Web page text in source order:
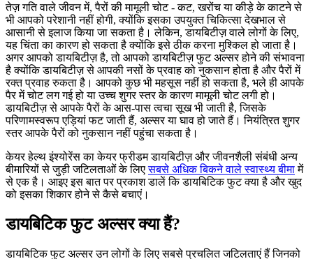
तेज़ गति वाले जीवन में, पैरों की मामूली चोट - कट, खरोंच या कीड़े के काटने से
भी आपको परेशानी नहीं होगी, क्योंकि इसका उपयुक्त चिकित्सा देखभाल से
आसानी से इलाज किया जा सकता है। लेकिन, डायबिटीज़ वाले लोगों के लिए,
यह चिंता का कारण हो सकता है क्योंकि इसे ठीक करना मुश्किल हो जाता है।
अगर आपको डायबिटीज़ है, तो आपको डायबिटीज़ फुट अल्सर होने की संभावना
है क्योंकि डायबिटीज़ से आपकी नसों के प्रवाह को नुकसान होता है और पैरों में
रक्त प्रवाह रुकता है। आपको कुछ भी महसूस नहीं हो सकता है, भले ही आपके
पैर में चोट लग गई हो या उच्च शुगर स्तर के कारण मामूली चोट लगी हो।
डायबिटीज़ से आपके पैरों के आस-पास त्वचा सूख भी जाती है, जिसके
परिणामस्वरूप एड़ियां फट जाती हैं, अल्सर या घाव हो जाते हैं। नियंत्रित शुगर
स्तर आपके पैरों को नुकसान नहीं पहुंचा सकता है।
केयर हेल्थ इंश्योरेंस का केयर फ्रीडम डायबिटीज़ और जीवनशैली संबंधी अन्य
बीमारियों से जुड़ी जटिलताओं के लिएसबसे अधिक बिकने वाले स्वास्थ्य बीमामें
से एक है। आइए इस बात पर प्रकाश डालें कि डायबिटिक फुट क्या है और खुद
को इसका शिकार होने से कैसे बचाएं।
डायबिटिक फुट अल्सर क्या हैं?
डायबिटिक फुट अल्सर उन लोगों के लिए सबसे प्रचलित जटिलताएं हैं जिनको